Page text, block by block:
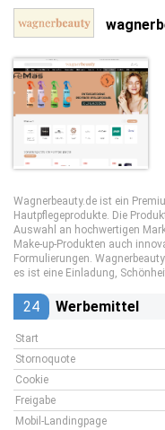
Wagnerbeauty.de ist ein
Hautpflegeprodukte. Die
Auswahl an hochwertigen
Make-up-Produkten auch
Formulierungen.
es ist eine Einladung,
24 Werbemittel
Start
Stornoquote
Cookie
Freigabe
Mobil-Landingpage